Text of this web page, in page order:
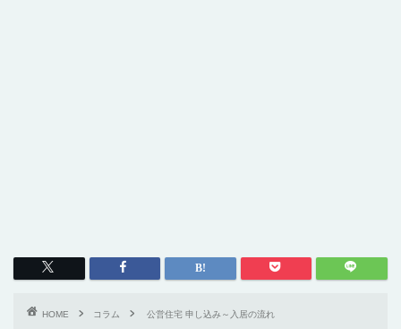
HOME コラム 公営住宅 申し込み～入居の流れ